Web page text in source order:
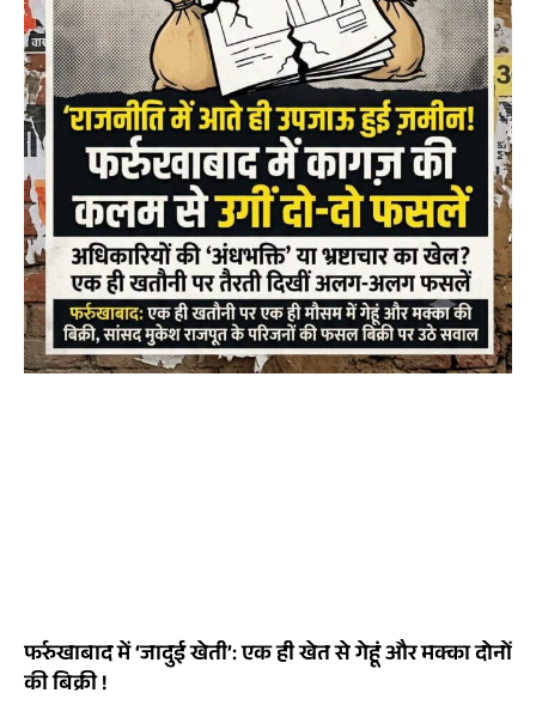
फर्रुखाबाद में ‘जादुई खेती’: एक ही खेत से गेहूं और मक्का दोनों
की बिक्री !